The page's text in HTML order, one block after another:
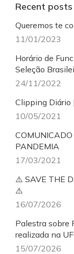
Recent posts
Queremos te
11/01/2023
Horário de
Seleção
24/11/2022
Clipping Diário
10/05/2021
PANDEMIA
17/03/2021
⚠️ SAVE THE
⚠️
16/07/2026
Palestra sobre
realizada na
15/07/2026